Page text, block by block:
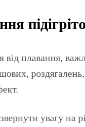
плавання,
увагу на